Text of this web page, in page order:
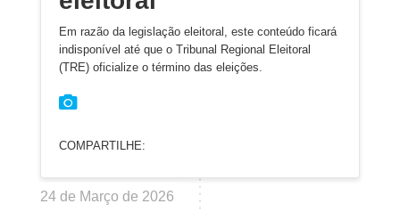
Em razão da legislação eleitoral, este conteúdo ficará
indisponível até que o Tribunal Regional Eleitoral
(TRE) oficialize o término das eleições.
COMPARTILHE:
24 de Março de 2026